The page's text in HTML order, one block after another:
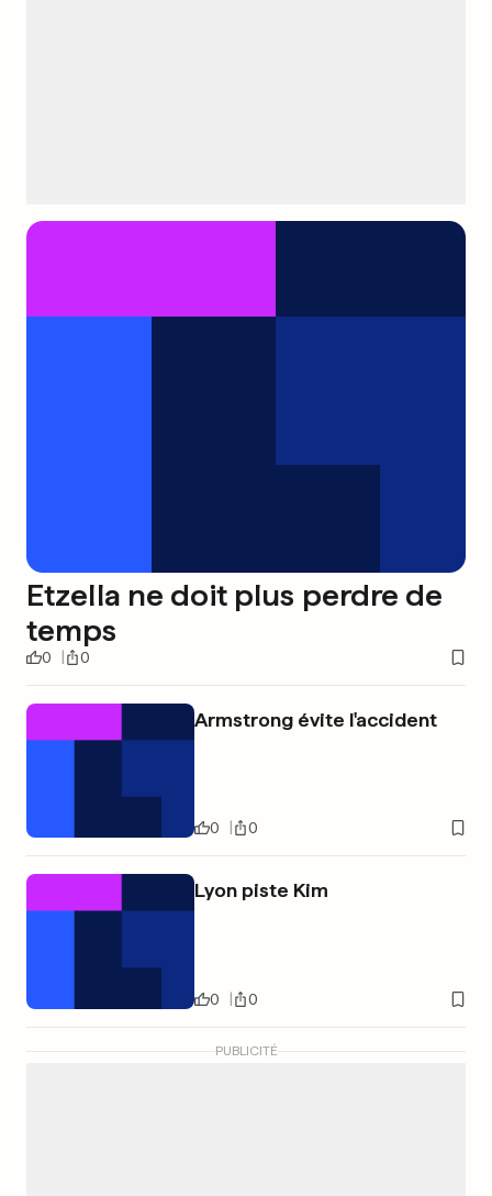
Etzella ne doit plus perdre de
temps
0 0
Armstrong évite l'accident
0 0
Lyon piste Kim
0 0
PUBLICITÉ